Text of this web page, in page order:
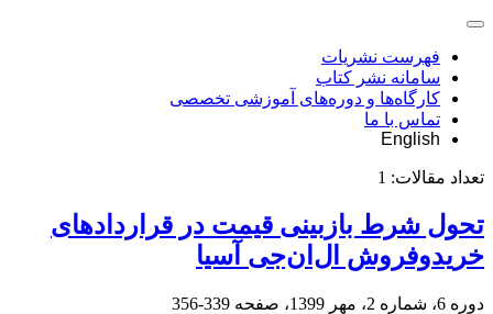
فهرست نشریات
سامانه نشر کتاب
کارگاه‌ها و دوره‌های آموزشی تخصصی
تماس با ما
English
تعداد مقالات: 1
تحول شرط بازبینی قیمت در قراردادهای
خرید‌وفروش ال‌ان‌جی آسیا
دوره 6، شماره 2، مهر 1399، صفحه 339-356